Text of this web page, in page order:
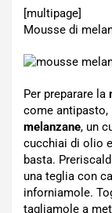
[multipage]
Mousse di
Per preparare la
come antipasto,
melanzane, un
cucchiai di olio
basta.
una teglia con
inforniamole.
tagliamole a